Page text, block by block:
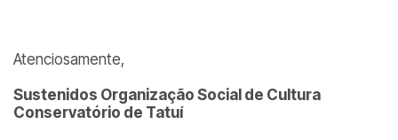
Atenciosamente,
Sustenidos Organização Social de Cultura
Conservatório de Tatuí